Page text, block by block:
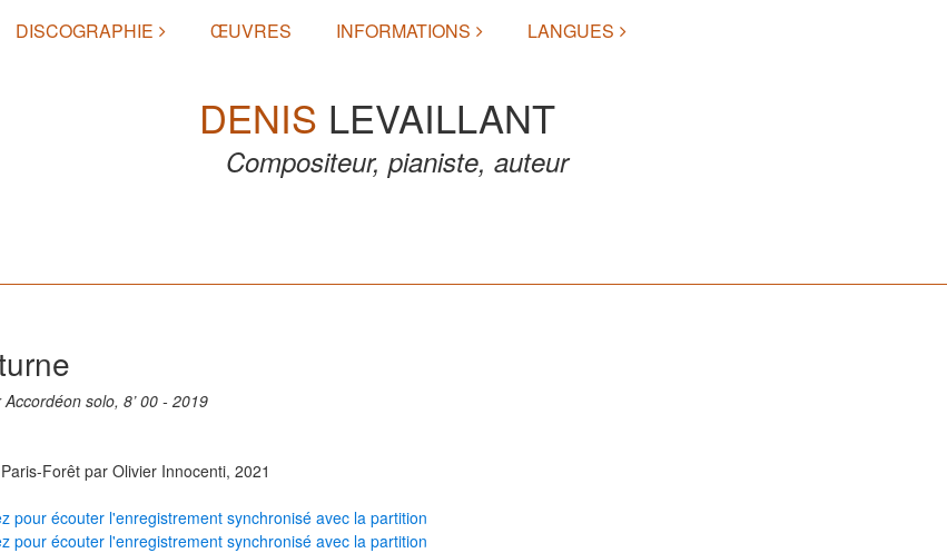
DISCOGRAPHIE ŒUVRES INFORMATIONS LANGUES
DENIS LEVAILLANT
Compositeur, pianiste, auteur
solo, 8’ 00 - 2019
Forêt par Olivier Innocenti, 2021
pour écouter l'enregistrement synchronisé avec la partition
pour écouter l'enregistrement synchronisé avec la partition